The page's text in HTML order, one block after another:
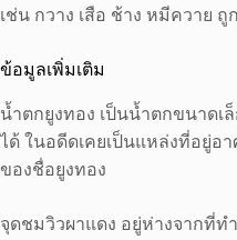
เช่น กวาง เสือ ช้าง หมีควาย
ข้อมูลเพิ่มเติม
น้ำตกยูงทอง เป็นน้ำตกขนาดเ
ได้ ในอดีดเคยเป็นแหล่งที่อยู่อ
ของชื่อยูงทอง
จุดชมวิวผาแดง อยู่ห่างจากที่ท